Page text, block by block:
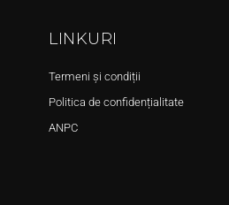
LINKURI
Termeni și condiții
Politica de confidențialitate
ANPC